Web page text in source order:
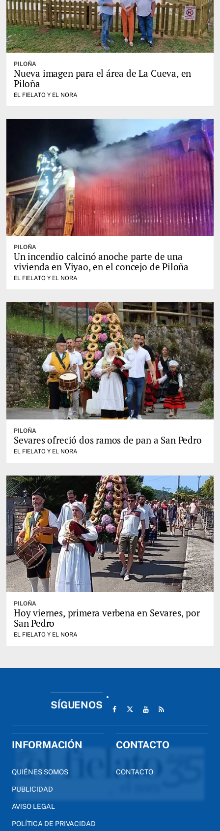
PILOÑA
Nueva imagen para el área de La Cueva, en
Piloña
EL FIELATO Y EL NORA
PILOÑA
Un incendio calcinó anoche parte de una
vivienda en Viyao, en el concejo de Piloña
EL FIELATO Y EL NORA
PILOÑA
Sevares ofreció dos ramos de pan a San Pedro
EL FIELATO Y EL NORA
PILOÑA
Hoy viernes, primera verbena en Sevares, por
San Pedro
EL FIELATO Y EL NORA
SÍGUENOS
INFORMACIÓN
QUIÉNES SOMOS
PUBLICIDAD
AVISO LEGAL
POLÍTICA DE PRIVACIDAD
CONTACTO
CONTACTO